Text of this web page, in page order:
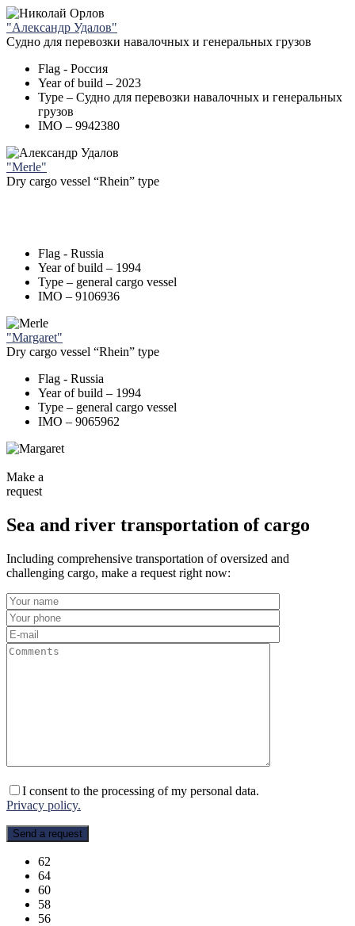
"Александр Удалов"
Судно для перевозки навалочных и генеральных грузов
Flag - Россия
Year of build – 2023
Type – Судно для перевозки навалочных и генеральных
грузов
IMO – 9942380
"Merle"
Dry cargo vessel “Rhein” type
Flag - Russia
Year of build – 1994
Type – general cargo vessel
IMO – 9106936
"Margaret"
Dry cargo vessel “Rhein” type
Flag - Russia
Year of build – 1994
Type – general cargo vessel
IMO – 9065962
Make a
request
Sea and river transportation of cargo
Including comprehensive transportation of oversized and
challenging cargo, make a request right now:
I consent to the processing of my personal data.
Privacy policy.
62
64
60
58
56